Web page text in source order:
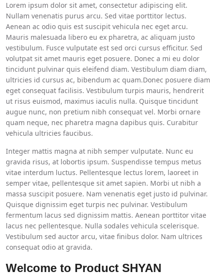
Lorem ipsum dolor sit amet, consectetur adipiscing elit.
Nullam venenatis purus arcu. Sed vitae porttitor lectus.
Aenean ac odio quis est suscipit vehicula nec eget arcu.
Mauris malesuada libero eu ex pharetra, ac aliquam justo
vestibulum. Fusce vulputate est sed orci cursus efficitur. Sed
volutpat sit amet mauris eget posuere. Donec a mi eu dolor
tincidunt pulvinar quis eleifend diam. Vestibulum diam diam,
ultricies id cursus ac, bibendum ac quam.Donec posuere diam
eget consequat facilisis. Vestibulum turpis mauris, hendrerit
ut risus euismod, maximus iaculis nulla. Quisque tincidunt
augue nunc, non pretium nibh consequat vel. Morbi ornare
quam neque, nec pharetra magna dapibus quis. Curabitur
vehicula ultricies faucibus.
Integer mattis magna at nibh semper vulputate. Nunc eu
gravida risus, at lobortis ipsum. Suspendisse tempus metus
vitae interdum luctus. Pellentesque lectus lorem, laoreet in
semper vitae, pellentesque sit amet sapien. Morbi ut nibh a
massa suscipit posuere. Nam venenatis eget justo id pulvinar.
Quisque dignissim eget turpis nec pulvinar. Vestibulum
fermentum lacus sed dignissim mattis. Aenean porttitor vitae
lacus nec pellentesque. Nulla sodales vehicula scelerisque.
Vestibulum sed auctor arcu, vitae finibus dolor. Nam ultrices
consequat odio at gravida.
Welcome to Product SHYAN